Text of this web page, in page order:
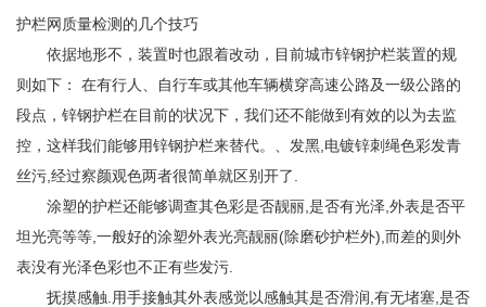
护栏网质量检测的几个技巧
依据地形不，装置时也跟着改动，目前城市锌钢护栏装置的规
则如下： 在有行人、自行车或其他车辆横穿高速公路及一级公路的
段点，锌钢护栏在目前的状况下，我们还不能做到有效的以为去监
控，这样我们能够用锌钢护栏来替代。、发黑,电镀锌刺绳色彩发青
丝污,经过察颜观色两者很简单就区别开了.
涂塑的护栏还能够调查其色彩是否靓丽,是否有光泽,外表是否平
坦光亮等等,一般好的涂塑外表光亮靓丽(除磨砂护栏外),而差的则外
表没有光泽色彩也不正有些发污.
抚摸感触.用手接触其外表感觉以感触其是否滑润,有无堵塞,是否